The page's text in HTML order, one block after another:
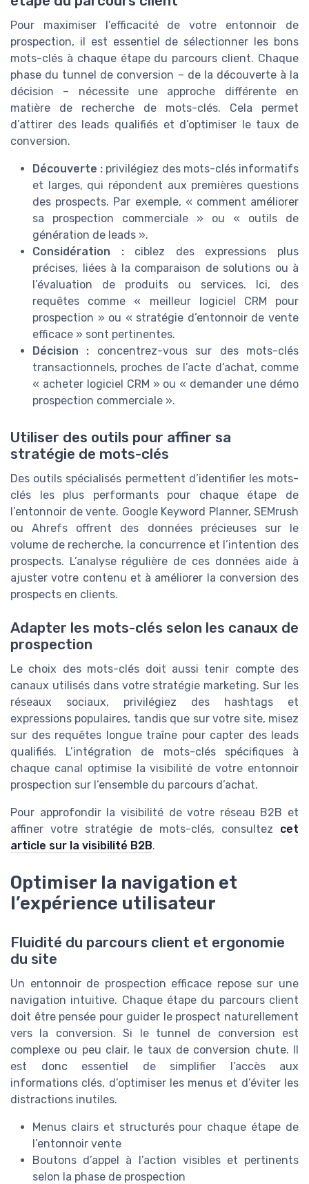
Pour maximiser l’efficacité de votre entonnoir de
prospection, il est essentiel de sélectionner les bons
mots-clés à chaque étape du parcours client. Chaque
phase du tunnel de conversion – de la découverte à la
décision – nécessite une approche différente en
matière de recherche de mots-clés. Cela permet
d’attirer des leads qualifiés et d’optimiser le taux de
conversion.
Découverte : privilégiez des mots-clés informatifs
et larges, qui répondent aux premières questions
des prospects. Par exemple, « comment améliorer
sa prospection commerciale » ou « outils de
génération de leads ».
Considération :ciblez des expressions plus
précises, liées à la comparaison de solutions ou à
l’évaluation de produits ou services. Ici, des
requêtes comme « meilleur logiciel CRM pour
prospection » ou « stratégie d’entonnoir de vente
efficace » sont pertinentes.
Décision : concentrez-vous sur des mots-clés
transactionnels, proches de l’acte d’achat, comme
« acheter logiciel CRM » ou « demander une démo
prospection commerciale ».
Utiliser des outils pour affiner sa
stratégie de mots-clés
Des outils spécialisés permettent d’identifier les mots-
clés les plus performants pour chaque étape de
l’entonnoir de vente. Google Keyword Planner, SEMrush
ou Ahrefs offrent des données précieuses sur le
volume de recherche, la concurrence et l’intention des
prospects. L’analyse régulière de ces données aide à
ajuster votre contenu et à améliorer la conversion des
prospects en clients.
Adapter les mots-clés selon les canaux de
prospection
Le choix des mots-clés doit aussi tenir compte des
canaux utilisés dans votre stratégie marketing. Sur les
réseaux sociaux, privilégiez des hashtags et
expressions populaires, tandis que sur votre site, misez
sur des requêtes longue traîne pour capter des leads
qualifiés. L’intégration de mots-clés spécifiques à
chaque canal optimise la visibilité de votre entonnoir
prospection sur l’ensemble du parcours d’achat.
Pour approfondir la visibilité de votre réseau B2B et
affiner votre stratégie de mots-clés, consultez cet
article sur la visibilité B2B.
Optimiser la navigation et
l’expérience utilisateur
Fluidité du parcours client et ergonomie
du site
Un entonnoir de prospection efficace repose sur une
navigation intuitive. Chaque étape du parcours client
doit être pensée pour guider le prospect naturellement
vers la conversion. Si le tunnel de conversion est
complexe ou peu clair, le taux de conversion chute. Il
est donc essentiel de simplifier l’accès aux
informations clés, d’optimiser les menus et d’éviter les
distractions inutiles.
Menus clairs et structurés pour chaque étape de
l’entonnoir vente
Boutons d’appel à l’action visibles et pertinents
selon la phase de prospection